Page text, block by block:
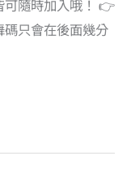
可隨時加入哦！ 👉
只會在後面幾分